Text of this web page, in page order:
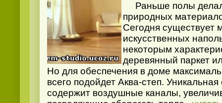
Раньше полы
природных
Сегодня существует
искусственных
некоторым
деревянный паркет
Но для обеспечения в доме
всего подойдет Аква-степ.
содержит воздушные каналы,